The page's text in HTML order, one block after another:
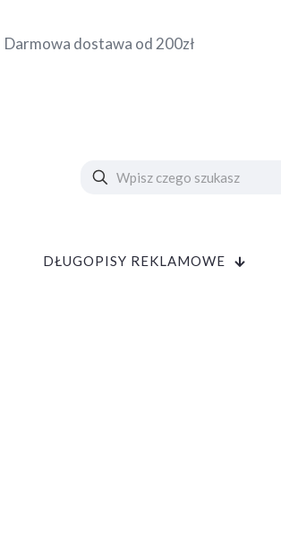
Darmowa dostawa od 200zł
DŁUGOPISY REKLAMOWE